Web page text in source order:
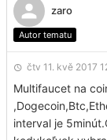
zaro
Autor tematu
čtv 11. kvě 2017
Multifaucet na
interval je